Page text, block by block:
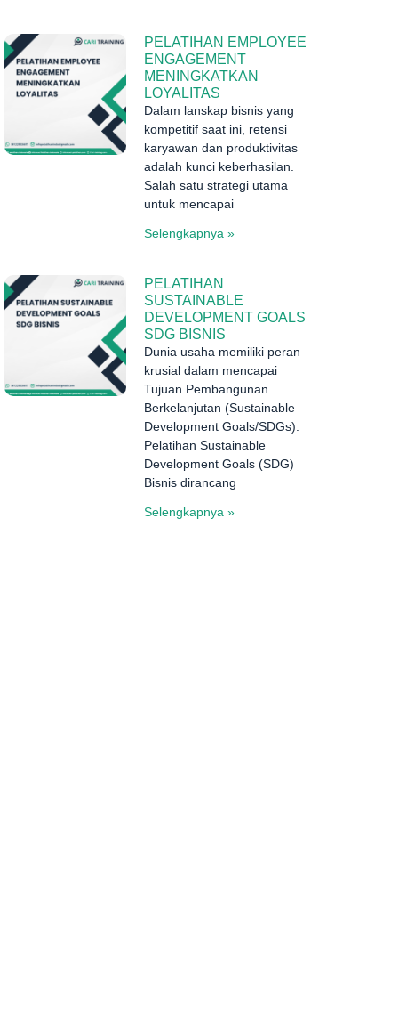
PELATIHAN EMPLOYEE
ENGAGEMENT
MENINGKATKAN
LOYALITAS
Dalam lanskap bisnis yang
kompetitif saat ini, retensi
karyawan dan produktivitas
adalah kunci keberhasilan.
Salah satu strategi utama
untuk mencapai
Selengkapnya »
PELATIHAN
SUSTAINABLE
DEVELOPMENT GOALS
SDG BISNIS
Dunia usaha memiliki peran
krusial dalam mencapai
Tujuan Pembangunan
Berkelanjutan (Sustainable
Development Goals/SDGs).
Pelatihan Sustainable
Development Goals (SDG)
Bisnis dirancang
Selengkapnya »